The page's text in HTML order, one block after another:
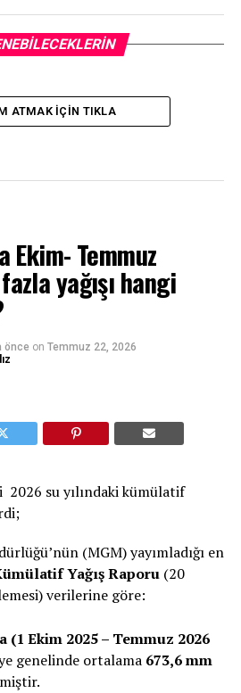
ATMAK IÇIN TIKLA
Ekim- Temmuz
yağışı hangi
önce on Temmuz 22, 2026
2026 su yılındaki kümülatif
(MGM) yayımladığı en
Yağış Raporu(20
verilerine göre:
(1 Ekim 2025 – Temmuz 2026
genelinde ortalama 673,6 mm